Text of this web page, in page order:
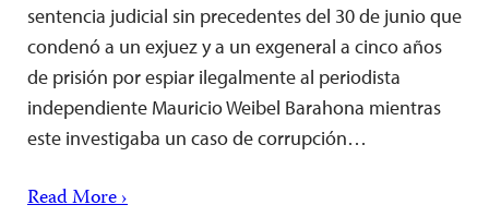
sentencia judicial sin precedentes del 30 de junio que
condenó a un exjuez y a un exgeneral a cinco años
de prisión por espiar ilegalmente al periodista
independiente Mauricio Weibel Barahona mientras
este investigaba un caso de corrupción…
Read More ›